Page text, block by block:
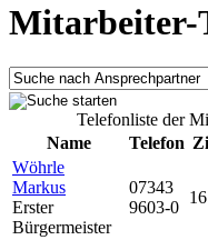
Mitarbeiter-
Telefonliste der
Name
Telefon
Wöhrle
Markus
Erster
Bürgermeister
07343
9603-0
16